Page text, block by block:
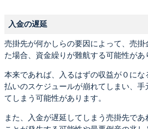
入金の遅延
売掛先が何かしらの要因によって、売掛
た場合、資金繰りが難航する可能性があ
本来であれば、入るはずの収益が０にな
払いのスケジュールが崩れてしまい、手
てしまう可能性があります。
また、入金が遅延してしまう売掛先であ